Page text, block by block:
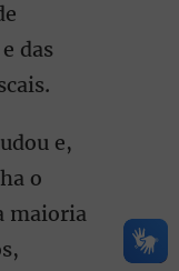
das
e,
o
maioria